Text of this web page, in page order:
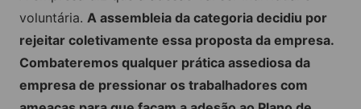
voluntária. A assembleia da categoria decidiu por
rejeitar coletivamente essa proposta da empresa.
Combateremos qualquer prática assediosa da
empresa de pressionar os trabalhadores com